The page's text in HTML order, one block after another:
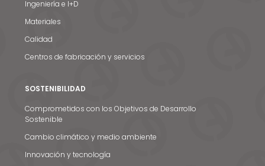
Ingeniería e I+D
Materiales
Calidad
Centros de fabricación y servicios
SOSTENIBILIDAD
Comprometidos con los Objetivos de Desarrollo
Sostenible
Cambio climático y medio ambiente
Innovación y tecnología